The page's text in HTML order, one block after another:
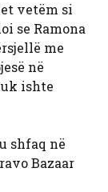
vetëm si
se Ramona
me
në
ishte
shfaq në
Bazaar